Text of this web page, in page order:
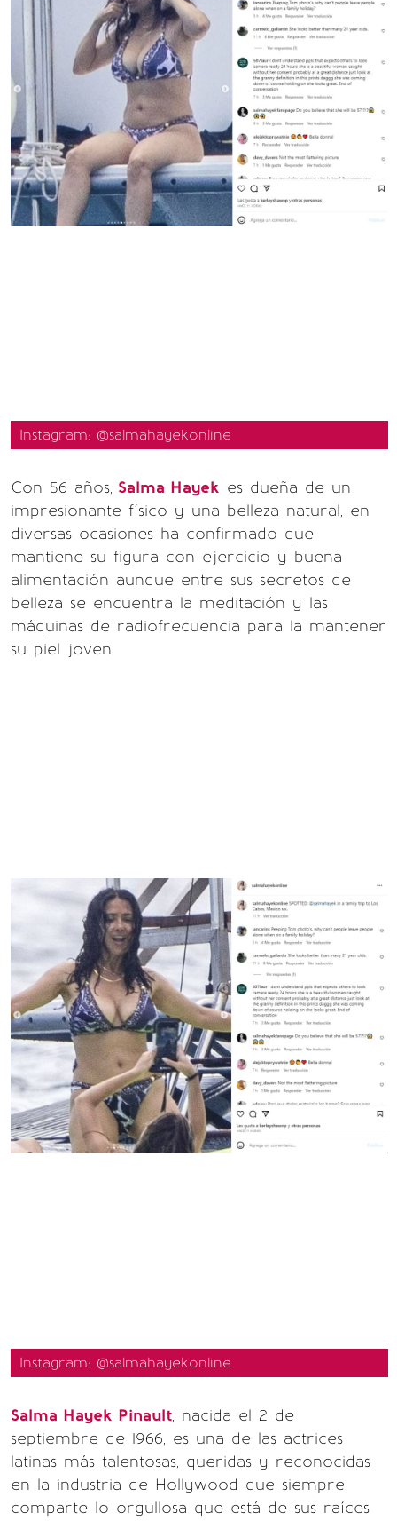
Instagram: @salmahayekonline
Con 56 años, Salma Hayek es dueña de un
impresionante físico y una belleza natural, en
diversas ocasiones ha confirmado que
mantiene su figura con ejercicio y buena
alimentación aunque entre sus secretos de
belleza se encuentra la meditación y las
máquinas de radiofrecuencia para la mantener
su piel joven.
Instagram: @salmahayekonline
Salma Hayek Pinault, nacida el 2 de
septiembre de 1966, es una de las actrices
latinas más talentosas, queridas y reconocidas
en la industria de Hollywood que siempre
comparte lo orgullosa que está de sus raíces